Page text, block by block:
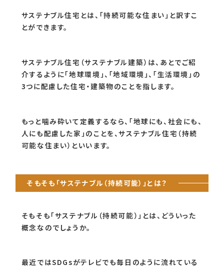
サステナブル住宅とは、「持続可能な住まい」と訳すこ
とができます。
サステナブル住宅（サステナブル建築）は、あとでご紹
介するように「地球環境」、「地域環境」、「生活環境」の
3つに配慮した住宅・建築物のことを指します。
もっと噛み砕いて定義するなら、「地球にも、社会にも、
人にも配慮した家」のことを、サステナブル住宅（持続
可能な住まい）といいます。
そもそも「サステナブル（持続可能）」とは？
そもそも「サステナブル（持続可能）」とは、どういった
概念なのでしょうか。
最近ではSDGsがテレビでも毎日のように流れている